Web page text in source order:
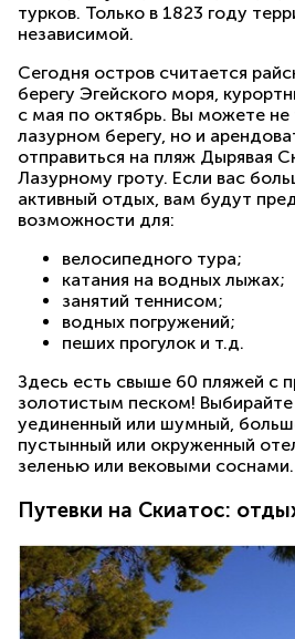
турков. Только в 1823 году
независимой.
Сегодня остров считается
берегу Эгейского моря,
с мая по октябрь. Вы можете не
лазурном берегу, но и
отправиться на пляж Дырявая
Лазурному гроту. Если вас
активный отдых, вам будут
возможности для:
велосипедного тура;
катания на водных лыжах;
занятий теннисом;
водных погружений;
пеших прогулок и т.д.
Здесь есть свыше 60 пляжей с
золотистым песком!
уединенный или шумный,
пустынный или окруженный
зеленью или вековыми соснами.
Путевки на Скиатос: